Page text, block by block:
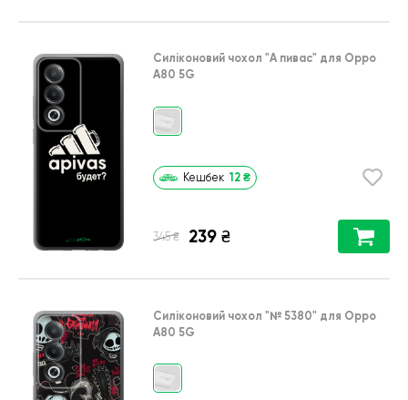
Силіконовий чохол "А пивас" для Oppo
A80 5G
Кешбек 12 ₴
345 ₴ 239 ₴
Силіконовий чохол "№ 5380" для Oppo
A80 5G